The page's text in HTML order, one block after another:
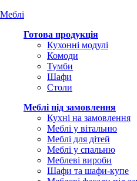
Меблі
Готова продукція
Кухонні модулі
Комоди
Тумби
Шафи
Столи
Меблі під замовлення
Кухні на замовлення
Меблі у вітальню
Меблі для дітей
Меблі у спальню
Меблеві вироби
Шафи та шафи-купе